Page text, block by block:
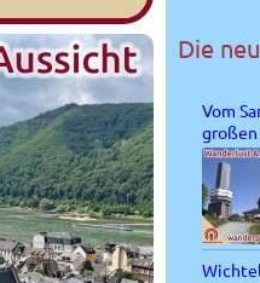
Die
Vom